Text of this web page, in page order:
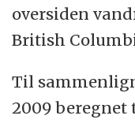
oversiden
British
Til
2009 beregnet